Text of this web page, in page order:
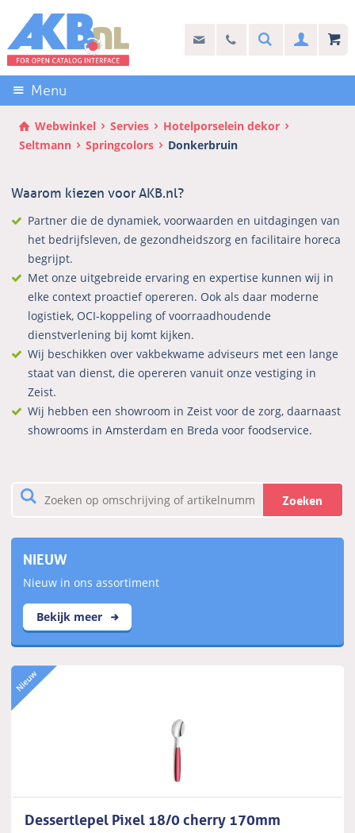
links
over
Direct
naar
de
inhoud
Direct
hoofdmenu
info@akb.nl
Stel uw vraag
030 69 50 814Search
Menu
Webwinkel Servies
Hotelporselein dekor
Seltmann
Springcolors Donkerbruin
Waarom kiezen voor AKB.nl?
Partner die de dynamiek, voorwaarden en uitdagingen van
het bedrijfsleven, de gezondheidszorg en facilitaire horeca
begrijpt.
Met onze uitgebreide ervaring en expertise kunnen wij in
elke context proactief opereren. Ook als daar moderne
logistiek, OCI-koppeling of voorraadhoudende
dienstverlening bij komt kijken.
Wij beschikken over vakbekwame adviseurs met een lange
staat van dienst, die opereren vanuit onze vestiging in
Zeist.
Wij hebben een showroom in Zeist voor de zorg, daarnaast
showrooms in Amsterdam en Breda voor foodservice.
Zoeken
NIEUW
Nieuw in ons assortiment
Bekijk meer
Dessertlepel Pixel 18/0 cherry 170mm